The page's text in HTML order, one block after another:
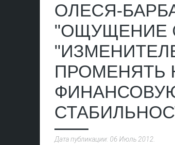
ОЛЕСЯ-
"ОЩУЩЕНИЕ
ПРОМЕНЯТЬ
Дата публикации: 06 Июль 2012